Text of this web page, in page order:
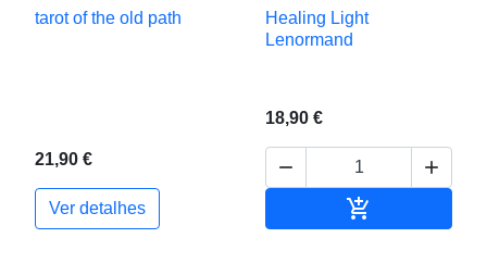
tarot of the old path
21,90 €
Ver detalhes
Healing Light
Lenormand
18,90 €
 
